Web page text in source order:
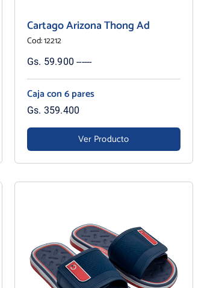
Cartago Arizona Thong Ad
Cod: 12212
Gs. 59.900 ------
Caja con 6 pares
Gs. 359.400
Ver Producto